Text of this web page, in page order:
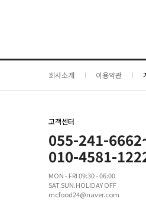
회사소개 이용약관
고객센터
055-241-
010-4581-
MON - FRI 09:30 - 06:00
SAT.SUN.HOLIDAY OFF
mcfood24@naver.com